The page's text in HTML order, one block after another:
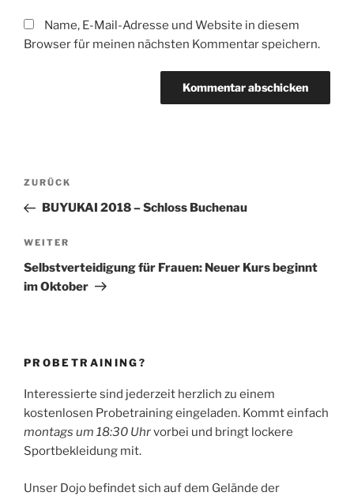
Name, E-Mail-Adresse und Website in diesem
Browser für meinen nächsten Kommentar speichern.
Beitragsnavigation
Vorheriger
Beitrag
ZURÜCK
BUYUKAI 2018 – Schloss Buchenau
Nächster
Beitrag
WEITER
Selbstverteidigung für Frauen: Neuer Kurs beginnt
im Oktober
PROBETRAINING?
Interessierte sind jederzeit herzlich zu einem
kostenlosen Probetraining eingeladen. Kommt einfach
montags um 18:30 Uhrvorbei und bringt lockere
Sportbekleidung mit.
Unser Dojo befindet sich auf dem Gelände der